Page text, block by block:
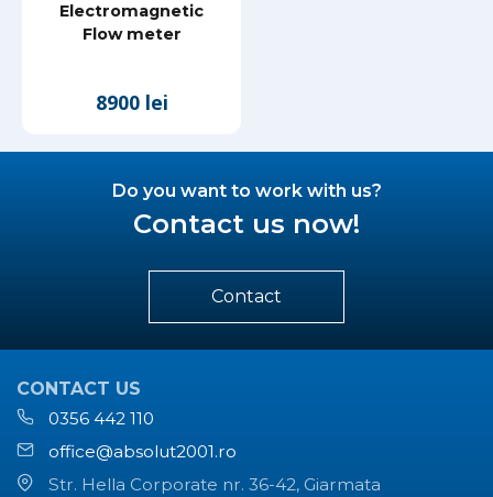
Electromagnetic
Flow meter
8900 lei
Do you want to work with us?
Contact us now!
Contact
CONTACT US
0356 442 110
office@absolut2001.ro
Str. Hella Corporate nr. 36-42, Giarmata